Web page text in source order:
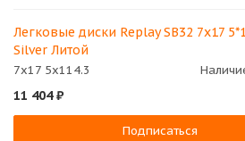
Легковые диски Replay SB32 7x17
Silver Литой
7x17 5x114.3
11 404₽
Подписаться